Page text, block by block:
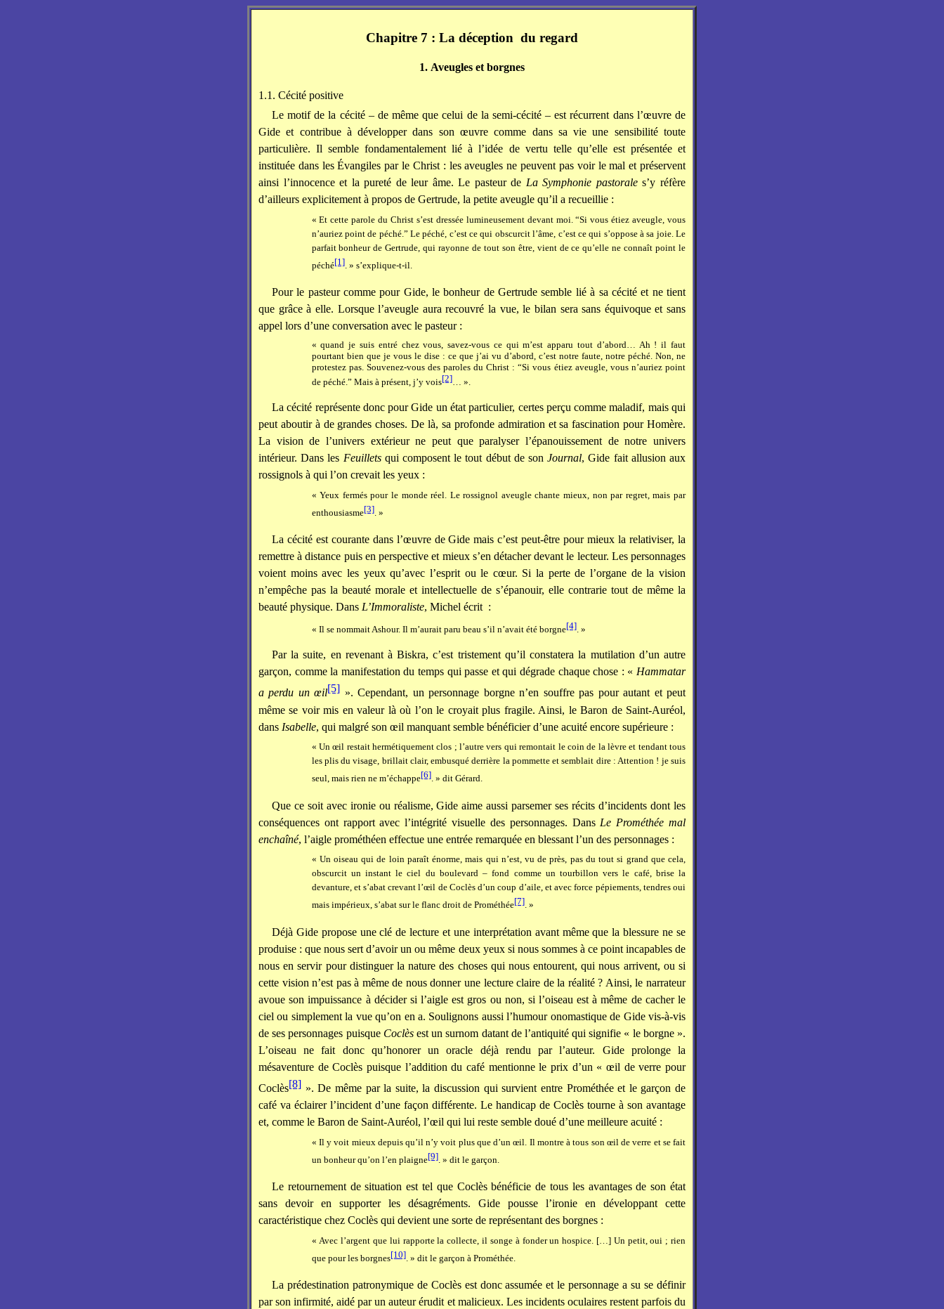
Chapitre 7 : La déception du regard
1. Aveugles et borgnes
1.1. Cécité positive
Le motif de la cécité – de même que celui de la semi-cécité – est récurrent dans l’œuvre de
Gide et contribue à développer dans son œuvre comme dans sa vie une sensibilité toute
particulière. Il semble fondamentalement lié à l’idée de vertu telle qu’elle est présentée et
instituée dans les Évangiles par le Christ : les aveugles ne peuvent pas voir le mal et préservent
ainsi l’innocence et la pureté de leur âme. Le pasteur de La Symphonie pastorales’y réfère
d’ailleurs explicitement à propos de Gertrude, la petite aveugle qu’il a recueillie :
« Et cette parole du Christ s’est dressée lumineusement devant moi. “Si vous étiez aveugle, vous
n’auriez point de péché.” Le péché, c’est ce qui obscurcit l’âme, c’est ce qui s’oppose à sa joie. Le
parfait bonheur de Gertrude, qui rayonne de tout son être, vient de ce qu’elle ne connaît point le
péché[1]. » s’explique-t-il.
Pour le pasteur comme pour Gide, le bonheur de Gertrude semble lié à sa cécité et ne tient
que grâce à elle. Lorsque l’aveugle aura recouvré la vue, le bilan sera sans équivoque et sans
appel lors d’une conversation avec le pasteur :
« quand je suis entré chez vous, savez-vous ce qui m’est apparu tout d’abord… Ah ! il faut
pourtant bien que je vous le dise : ce que j’ai vu d’abord, c’est notre faute, notre péché. Non, ne
protestez pas. Souvenez-vous des paroles du Christ : “Si vous étiez aveugle, vous n’auriez point
de péché.” Mais à présent, j’y vois[2]… ».
La cécité représente donc pour Gide un état particulier, certes perçu comme maladif, mais qui
peut aboutir à de grandes choses. De là, sa profonde admiration et sa fascination pour Homère.
La vision de l’univers extérieur ne peut que paralyser l’épanouissement de notre univers
intérieur. Dans les Feuilletsqui composent le tout début de sonJournal, Gide fait allusion aux
rossignols à qui l’on crevait les yeux :
« Yeux fermés pour le monde réel. Le rossignol aveugle chante mieux, non par regret, mais par
enthousiasme[3]. »
La cécité est courante dans l’œuvre de Gide mais c’est peut-être pour mieux la relativiser, la
remettre à distance puis en perspective et mieux s’en détacher devant le lecteur. Les personnages
voient moins avec les yeux qu’avec l’esprit ou le cœur. Si la perte de l’organe de la vision
n’empêche pas la beauté morale et intellectuelle de s’épanouir, elle contrarie tout de même la
beauté physique. Dans L’Immoraliste, Michel écrit :
« Il se nommait Ashour. Il m’aurait paru beau s’il n’avait été borgne[4]. »
Par la suite, en revenant à Biskra, c’est tristement qu’il constatera la mutilation d’un autre
garçon, comme la manifestation du temps qui passe et qui dégrade chaque chose : « Hammatar
a perdu un œil[5] ». Cependant, un personnage borgne n’en souffre pas pour autant et peut
même se voir mis en valeur là où l’on le croyait plus fragile. Ainsi, le Baron de Saint-Auréol,
dans Isabelle, qui malgré son œil manquant semble bénéficier d’une acuité encore supérieure :
« Un œil restait hermétiquement clos ; l’autre vers qui remontait le coin de la lèvre et tendant tous
les plis du visage, brillait clair, embusqué derrière la pommette et semblait dire : Attention ! je suis
seul, mais rien ne m’échappe[6]. » dit Gérard.
Que ce soit avec ironie ou réalisme, Gide aime aussi parsemer ses récits d’incidents dont les
conséquences ont rapport avec l’intégrité visuelle des personnages. Dans Le Prométhée mal
enchaîné, l’aigle prométhéen effectue une entrée remarquée en blessant l’un des personnages :
« Un oiseau qui de loin paraît énorme, mais qui n’est, vu de près, pas du tout si grand que cela,
obscurcit un instant le ciel du boulevard – fond comme un tourbillon vers le café, brise la
devanture, et s’abat crevant l’œil de Coclès d’un coup d’aile, et avec force pépiements, tendres oui
mais impérieux, s’abat sur le flanc droit de Prométhée[7]. »
Déjà Gide propose une clé de lecture et une interprétation avant même que la blessure ne se
produise : que nous sert d’avoir un ou même deux yeux si nous sommes à ce point incapables de
nous en servir pour distinguer la nature des choses qui nous entourent, qui nous arrivent, ou si
cette vision n’est pas à même de nous donner une lecture claire de la réalité ? Ainsi, le narrateur
avoue son impuissance à décider si l’aigle est gros ou non, si l’oiseau est à même de cacher le
ciel ou simplement la vue qu’on en a. Soulignons aussi l’humour onomastique de Gide vis-à-vis
de ses personnages puisque Coclèsest un surnom datant de l’antiquité qui signifie « le borgne ».
L’oiseau ne fait donc qu’honorer un oracle déjà rendu par l’auteur. Gide prolonge la
mésaventure de Coclès puisque l’addition du café mentionne le prix d’un « œil de verre pour
Coclès[8] ». De même par la suite, la discussion qui survient entre Prométhée et le garçon de
café va éclairer l’incident d’une façon différente. Le handicap de Coclès tourne à son avantage
et, comme le Baron de Saint-Auréol, l’œil qui lui reste semble doué d’une meilleure acuité :
« Il y voit mieux depuis qu’il n’y voit plus que d’un œil. Il montre à tous son œil de verre et se fait
un bonheur qu’on l’en plaigne[9]. » dit le garçon.
Le retournement de situation est tel que Coclès bénéficie de tous les avantages de son état
sans devoir en supporter les désagréments. Gide pousse l’ironie en développant cette
caractéristique chez Coclès qui devient une sorte de représentant des borgnes :
« Avec l’argent que lui rapporte la collecte, il songe à fonder un hospice. […] Un petit, oui ; rien
que pour les borgnes[10]. » dit le garçon à Prométhée.
La prédestination patronymique de Coclès est donc assumée et le personnage a su se définir
par son infirmité, aidé par un auteur érudit et malicieux. Les incidents oculaires restent parfois du